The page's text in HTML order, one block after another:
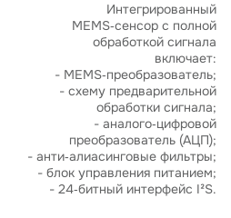
Интегрированный
MEMS‑сенсор с полной
обработкой сигнала
включает:
- MEMS‑преобразователь;
- схему предварительной
обработки сигнала;
- аналого‑цифровой
преобразователь (АЦП);
- анти‑алиасинговые фильтры;
- блок управления питанием;
- 24‑битный интерфейс I²S.